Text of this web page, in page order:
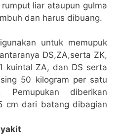
liar ataupun gulma
dan harus dibuang.
untuk memupuk
DS,ZA,serta ZK,
kuintal ZA, dan DS serta
50 kilogram per satu
Pemupukan diberikan
cm dari batang dibagian